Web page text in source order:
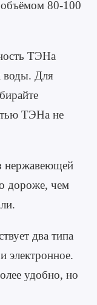
объёмом 80-100
ТЭНа
воды. Для
ТЭНа не
нержавеющей
дороже, чем
два типа
электронное.
удобно, но